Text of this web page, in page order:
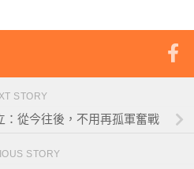
STORY
：從今往後，不用再孤軍奮戰
STORY